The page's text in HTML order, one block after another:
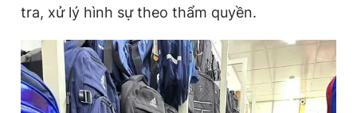
tra, xử lý hình sự theo thẩm quyền.